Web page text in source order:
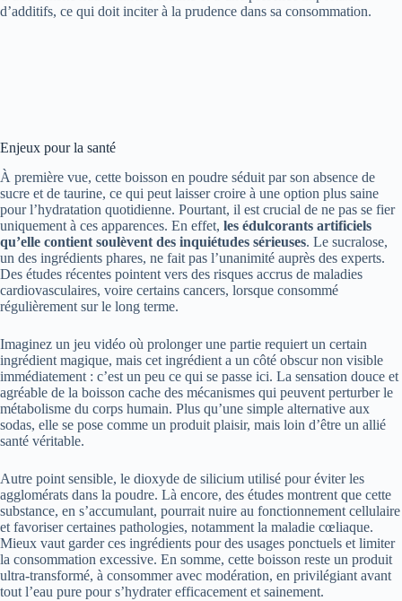
d’additifs, ce qui doit inciter à la prudence dans sa consommation.
Enjeux pour la santé
À première vue, cette boisson en poudre séduit par son absence de
sucre et de taurine, ce qui peut laisser croire à une option plus saine
pour l’hydratation quotidienne. Pourtant, il est crucial de ne pas se fier
uniquement à ces apparences. En effet, les édulcorants artificiels
qu’elle contient soulèvent des inquiétudes sérieuses. Le sucralose,
un des ingrédients phares, ne fait pas l’unanimité auprès des experts.
Des études récentes pointent vers des risques accrus de maladies
cardiovasculaires, voire certains cancers, lorsque consommé
régulièrement sur le long terme.
Imaginez un jeu vidéo où prolonger une partie requiert un certain
ingrédient magique, mais cet ingrédient a un côté obscur non visible
immédiatement : c’est un peu ce qui se passe ici. La sensation douce et
agréable de la boisson cache des mécanismes qui peuvent perturber le
métabolisme du corps humain. Plus qu’une simple alternative aux
sodas, elle se pose comme un produit plaisir, mais loin d’être un allié
santé véritable.
Autre point sensible, le dioxyde de silicium utilisé pour éviter les
agglomérats dans la poudre. Là encore, des études montrent que cette
substance, en s’accumulant, pourrait nuire au fonctionnement cellulaire
et favoriser certaines pathologies, notamment la maladie cœliaque.
Mieux vaut garder ces ingrédients pour des usages ponctuels et limiter
la consommation excessive. En somme, cette boisson reste un produit
ultra-transformé, à consommer avec modération, en privilégiant avant
tout l’eau pure pour s’hydrater efficacement et sainement.